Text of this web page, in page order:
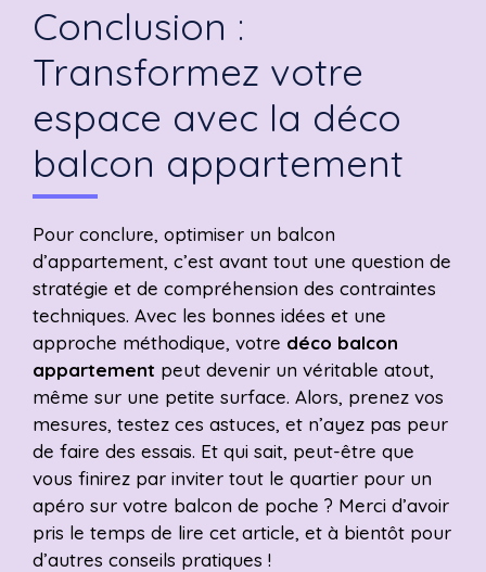
Conclusion :
Transformez votre
espace avec la déco
balcon appartement
Pour conclure, optimiser un balcon
d’appartement, c’est avant tout une question de
stratégie et de compréhension des contraintes
techniques. Avec les bonnes idées et une
approche méthodique, votre déco balcon
appartement peut devenir un véritable atout,
même sur une petite surface. Alors, prenez vos
mesures, testez ces astuces, et n’ayez pas peur
de faire des essais. Et qui sait, peut-être que
vous finirez par inviter tout le quartier pour un
apéro sur votre balcon de poche ? Merci d’avoir
pris le temps de lire cet article, et à bientôt pour
d’autres conseils pratiques !